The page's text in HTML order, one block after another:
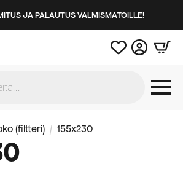
JA PALAUTUS VALMISMATOILLE!
(filtteri) 155x230